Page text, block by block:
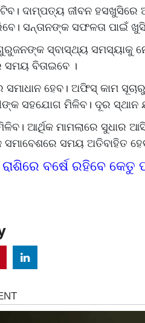
ଦାମ୍ପତ୍ୟ ଜୀବନ
ସନ୍ତାନଙ୍କ ସଫଳତା ପାଇଁ
ଗୁରୁଜନଙ୍କ ସ୍ବାସ୍ଥ୍ୟ ସମସ୍ୟାକୁ
ସମୟ ବିତାଇବେ ।
ସମାଧାନ ହେବ। ଅଫିସ୍ କାମ
ସହଯୋଗ ମିଳିବ। ଦୂର ସ୍ଥାନ
ଆର୍ଥିକ ମାମଲାରେ ସୁଧାର
ସମାବେଶରେ ସମୟ ଅତିବାହିତ
ବର୍ଷେ ରହିବେ କେତୁ